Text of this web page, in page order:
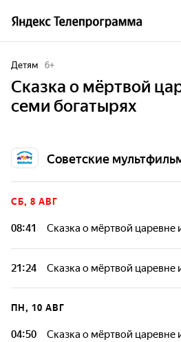
Детям 6+
Сказка о мёртвой
семи богатырях
Советские
СБ, 8 АВГ
08:41 Сказка о мёртвой царевне
21:24 Сказка о мёртвой царевне
ПН, 10 АВГ
04:50 Сказка о мёртвой царевне